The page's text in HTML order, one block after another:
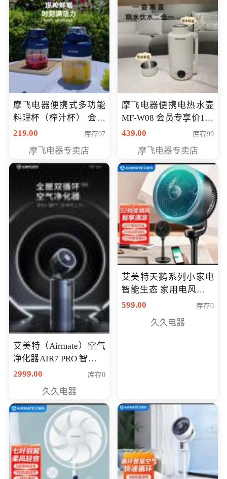
摩飞电器便携式多功能
料理杯（榨汁杯） 会员
专享价118元
219.00 库存97
摩飞电器专卖店
摩飞电器便携电热水壶
MF-W08 会员专享价198
元
439.00 库存99
摩飞电器专卖店
艾美特（Airmate）空气
净化器AIR7 PRO 智能全
屋空气循环负离子旗舰
2999.00 库存0
久久电器
艾美特天鹅系列小家电
智能生态 家用电风扇直
流变频节能轻音空气循
鹅，白天鹅智能)
599.00 库存0
久久电器